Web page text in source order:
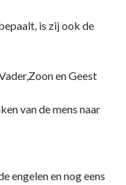
is zij ook de
en Geest
van de mens naar
engelen en nog eens